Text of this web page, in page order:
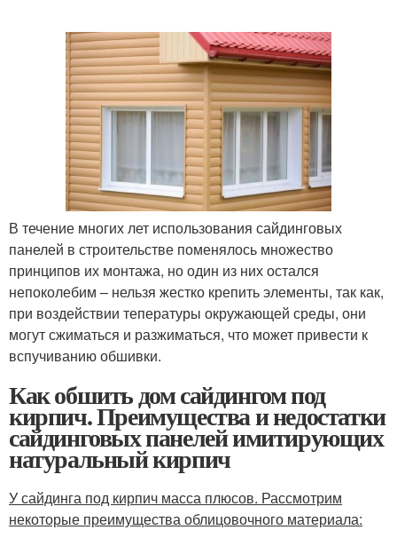
В течение многих лет использования сайдинговых
панелей в строительстве поменялось множество
принципов их монтажа, но один из них остался
непоколебим – нельзя жестко крепить элементы, так как,
при воздействии тепературы окружающей среды, они
могут сжиматься и разжиматься, что может привести к
вспучиванию обшивки.
Как обшить дом сайдингом под
кирпич. Преимущества и недостатки
сайдинговых панелей имитирующих
натуральный кирпич
У сайдинга под кирпич масса плюсов. Рассмотрим
некоторые преимущества облицовочного материала: